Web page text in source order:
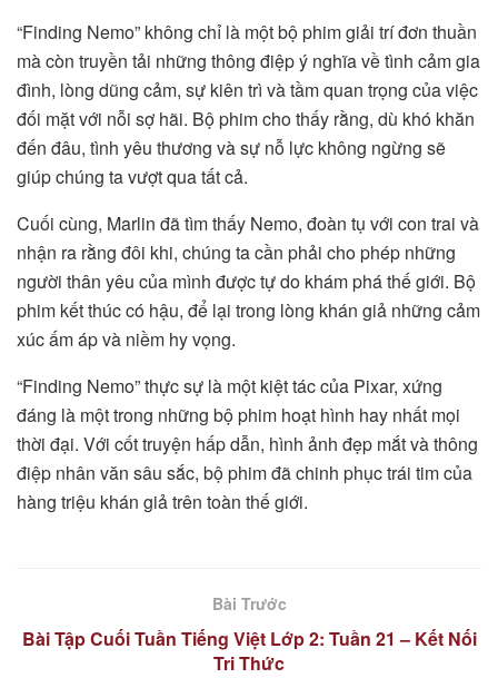
“Finding Nemo” không chỉ là một bộ phim giải trí đơn thuần
mà còn truyền tải những thông điệp ý nghĩa về tình cảm gia
đình, lòng dũng cảm, sự kiên trì và tầm quan trọng của việc
đối mặt với nỗi sợ hãi. Bộ phim cho thấy rằng, dù khó khăn
đến đâu, tình yêu thương và sự nỗ lực không ngừng sẽ
giúp chúng ta vượt qua tất cả.
Cuối cùng, Marlin đã tìm thấy Nemo, đoàn tụ với con trai và
nhận ra rằng đôi khi, chúng ta cần phải cho phép những
người thân yêu của mình được tự do khám phá thế giới. Bộ
phim kết thúc có hậu, để lại trong lòng khán giả những cảm
xúc ấm áp và niềm hy vọng.
“Finding Nemo” thực sự là một kiệt tác của Pixar, xứng
đáng là một trong những bộ phim hoạt hình hay nhất mọi
thời đại. Với cốt truyện hấp dẫn, hình ảnh đẹp mắt và thông
điệp nhân văn sâu sắc, bộ phim đã chinh phục trái tim của
hàng triệu khán giả trên toàn thế giới.
Bài Trước
Bài Tập Cuối Tuần Tiếng Việt Lớp 2: Tuần 21 – Kết Nối
Tri Thức